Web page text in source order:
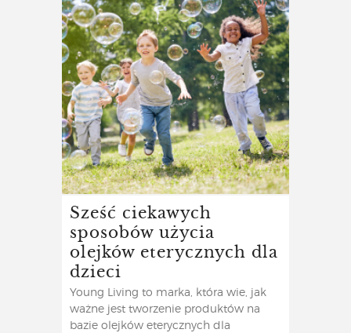
Sześć ciekawych
sposobów użycia
olejków eterycznych dla
dzieci
Young Living to marka, która wie, jak
ważne jest tworzenie produktów na
bazie olejków eterycznych dla